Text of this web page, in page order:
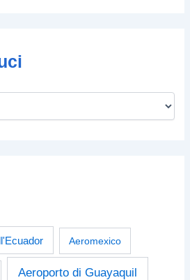
Aeromexico
Aeroporto di Guayaquil